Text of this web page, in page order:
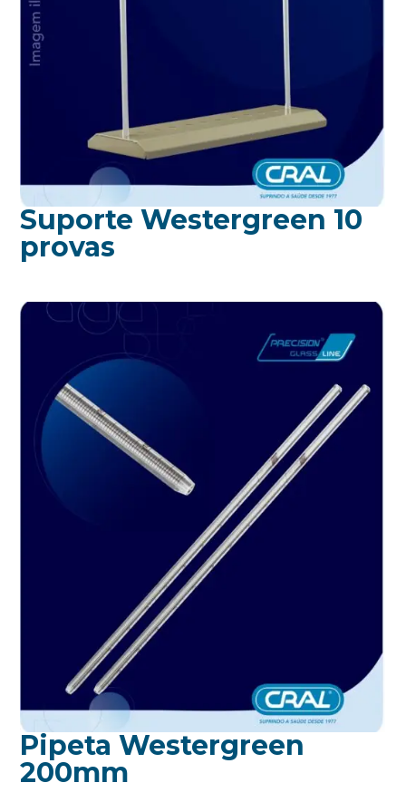
Suporte Westergreen 10
provas
Pipeta Westergreen
200mm